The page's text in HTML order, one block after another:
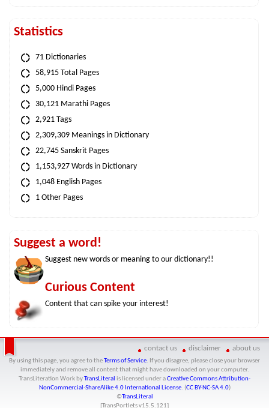
Statistics
71 Dictionaries
58,915 Total Pages
5,000 Hindi Pages
30,121 Marathi Pages
2,921 Tags
2,309,309 Meanings in Dictionary
22,745 Sanskrit Pages
1,153,927 Words in Dictionary
1,048 English Pages
1 Other Pages
Suggest a word!
Suggest new words or meaning to our dictionary!!
Curious Content
Content that can spike your interest!
contact us disclaimer about us
By using this page, you agree to the Terms of Service. If you disagree, please close your browser
immediately and remove all content that might have downloaded on your computer.
TransLiteration Workby TransLiteral is licensed under aCreative Commons Attribution-
NonCommercial-ShareAlike 4.0 International License. (CC BY-NC-SA 4.0)
©TransLiteral
[TransPortlets v15.5.121